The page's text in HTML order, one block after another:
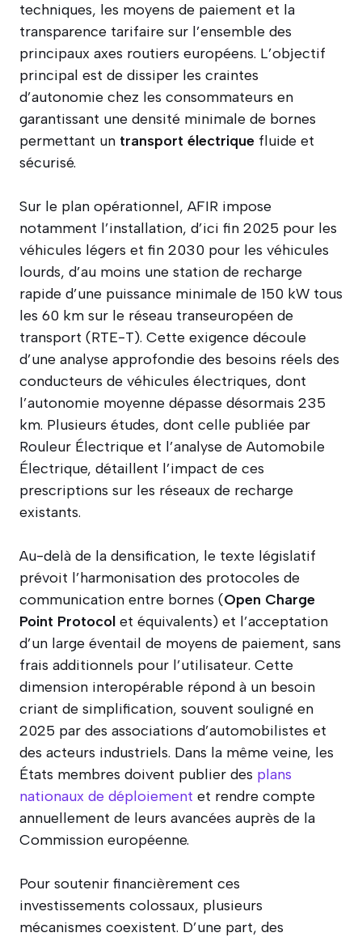
techniques, les moyens de paiement et la
transparence tarifaire sur l’ensemble des
principaux axes routiers européens. L’objectif
principal est de dissiper les craintes
d’autonomie chez les consommateurs en
garantissant une densité minimale de bornes
permettant un transport électrique fluide et
sécurisé.
Sur le plan opérationnel, AFIR impose
notamment l’installation, d’ici fin 2025 pour les
véhicules légers et fin 2030 pour les véhicules
lourds, d’au moins une station de recharge
rapide d’une puissance minimale de 150 kW tous
les 60 km sur le réseau transeuropéen de
transport (RTE-T). Cette exigence découle
d’une analyse approfondie des besoins réels des
conducteurs de véhicules électriques, dont
l’autonomie moyenne dépasse désormais 235
km. Plusieurs études, dont celle publiée par
Rouleur Électrique et l’analyse de Automobile
Électrique, détaillent l’impact de ces
prescriptions sur les réseaux de recharge
existants.
Au-delà de la densification, le texte législatif
prévoit l’harmonisation des protocoles de
communication entre bornes (Open Charge
Point Protocol et équivalents) et l’acceptation
d’un large éventail de moyens de paiement, sans
frais additionnels pour l’utilisateur. Cette
dimension interopérable répond à un besoin
criant de simplification, souvent souligné en
2025 par des associations d’automobilistes et
des acteurs industriels. Dans la même veine, les
États membres doivent publier des plans
nationaux de déploiement et rendre compte
annuellement de leurs avancées auprès de la
Commission européenne.
Pour soutenir financièrement ces
investissements colossaux, plusieurs
mécanismes coexistent. D’une part, des